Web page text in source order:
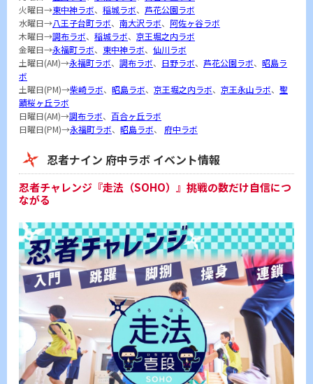
火曜日→東中神ラボ、 稲城ラボ、 芦花公園ラボ
水曜日→八王子台町ラボ、 南大沢ラボ、 阿佐ヶ谷ラボ
木曜日→調布ラボ、 稲城ラボ、 京王堀之内ラボ
金曜日→永福町ラボ、 東中神ラボ、 仙川ラボ
土曜日(AM)→永福町ラボ、 調布ラボ、 日野ラボ、 芦花公園ラボ、 昭島ラ
ボ
土曜日(PM)→柴崎ラボ、 昭島ラボ、 京王堀之内ラボ、 京王永山ラボ、 聖
蹟桜ヶ丘ラボ
日曜日(AM)→調布ラボ、 百合ヶ丘ラボ
日曜日(PM)→永福町ラボ、 昭島ラボ、 府中ラボ
忍者ナイン 府中ラボ イベント情報
忍者チャレンジ『走法（SOHO）』挑戦の数だけ自信につ
ながる